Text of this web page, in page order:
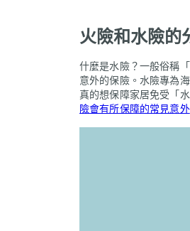
火險和水險的
什麼是水險？一般俗稱
意外的保險。水險專為
真的想保障家居免受「
險會有所保障的常見意外